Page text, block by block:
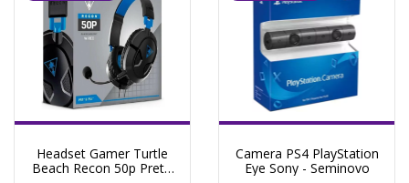
Headset Gamer Turtle
Beach Recon 50p Preto
Camera PS4 PlayStation
Eye Sony - Seminovo